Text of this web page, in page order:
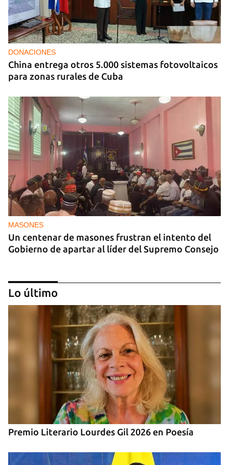
DONACIONES
China entrega otros 5.000 sistemas fotovoltaicos
para zonas rurales de Cuba
MASONES
Un centenar de masones frustran el intento del
Gobierno de apartar al líder del Supremo Consejo
Los creadores de El4tico cumplen seis meses
presos sin fecha de juicio
Lo último
Premio Literario Lourdes Gil 2026 en Poesía